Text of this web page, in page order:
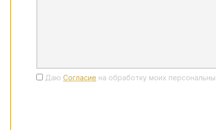
Даю Согласие на обработку моих